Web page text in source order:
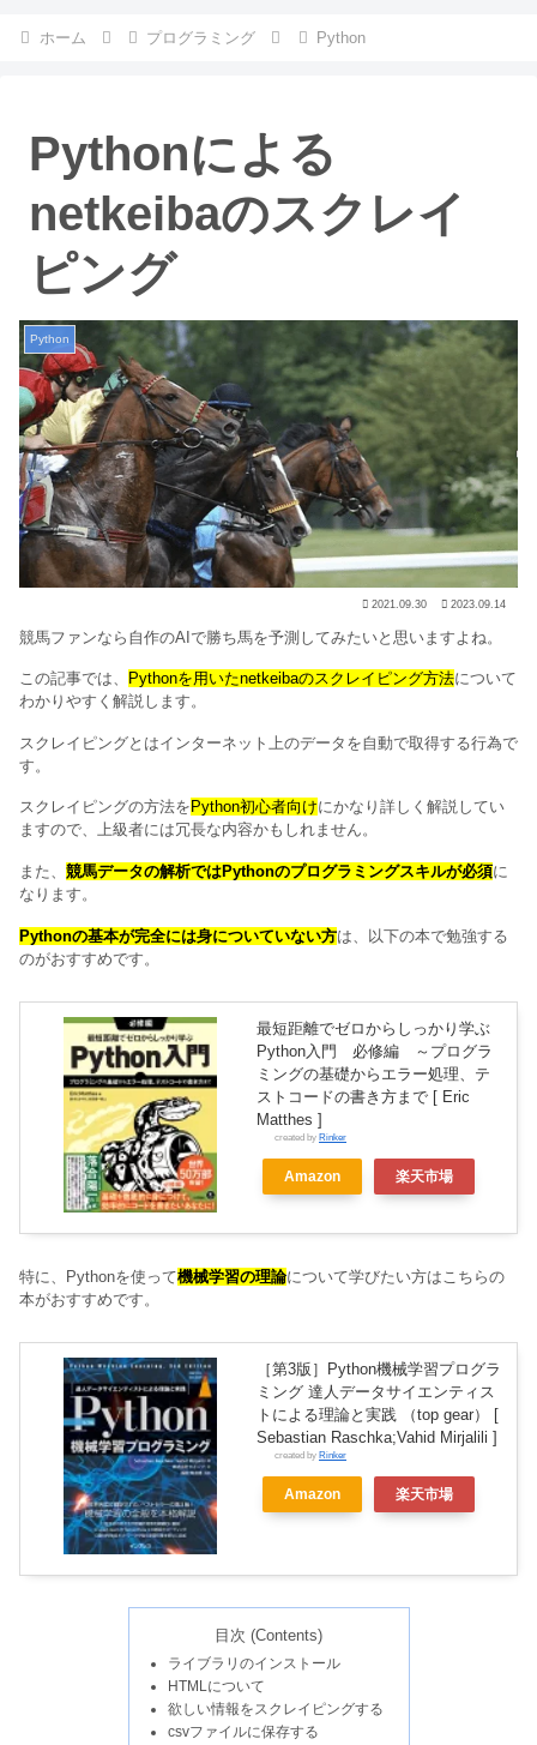
ホーム プログラミング Python
Pythonによる
netkeibaのスクレイ
ピング
Python
2021.09.30 2023.09.14
競馬ファンなら自作のAIで勝ち馬を予測してみたいと思いますよね。
この記事では、 Pythonを用いたnetkeibaのスクレイピング方法について
わかりやすく解説します。
スクレイピングとはインターネット上のデータを自動で取得する行為で
す。
スクレイピングの方法を Python初心者向けにかなり詳しく解説してい
ますので、上級者には冗長な内容かもしれません。
また、 競馬データの解析ではPythonのプログラミングスキルが必須に
なります。
Pythonの基本が完全には身についていない方は、以下の本で勉強する
のがおすすめです。
最短距離でゼロからしっかり学ぶ
Python入門 必修編 ～プログラ
ミングの基礎からエラー処理、テ
ストコードの書き方まで [ Eric
Matthes ]
created by Rinker
Amazon 楽天市場
特に、Pythonを使って機械学習の理論について学びたい方はこちらの
本がおすすめです。
［第3版］Python機械学習プログラ
ミング 達人データサイエンティス
トによる理論と実践 （top gear） [
Sebastian Raschka;Vahid Mirjalili ]
created by Rinker
Amazon 楽天市場
目次 (Contents)
ライブラリのインストール
HTMLについて
欲しい情報をスクレイピングする
csvファイルに保存する